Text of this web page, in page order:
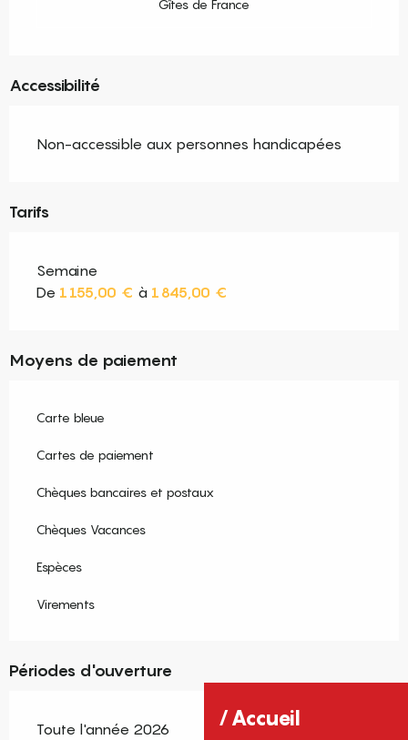
Accueil
Gîtes de France
Accessibilité
Non-accessible aux personnes handicapées
Tarifs
Semaine
De 1 155,00 € à 1 845,00 €
Moyens de paiement
Carte bleue
Cartes de paiement
Chèques bancaires et postaux
Chèques Vacances
Espèces
Virements
Périodes d'ouverture
Toute l'année 2026